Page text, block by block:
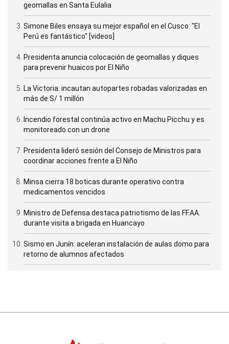
geomallas en Santa Eulalia
Simone Biles ensaya su mejor español en el Cusco: "El
Perú es fantástico" [videos]
Presidenta anuncia colocación de geomallas y diques
para prevenir huaicos por El Niño
La Victoria: incautan autopartes robadas valorizadas en
más de S/ 1 millón
Incendio forestal continúa activo en Machu Picchu y es
monitoreado con un drone
Presidenta lideró sesión del Consejo de Ministros para
coordinar acciones frente a El Niño
Minsa cierra 18 boticas durante operativo contra
medicamentos vencidos
Ministro de Defensa destaca patriotismo de las FF.AA.
durante visita a brigada en Huancayo
Sismo en Junín: aceleran instalación de aulas domo para
retorno de alumnos afectados